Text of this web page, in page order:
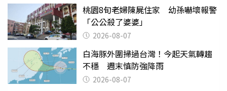
桃園8旬老婦陳屍住家 幼孫嚇壞報警
「公公殺了婆婆」
2026-08-07
白海豚外圍掃過台灣！今起天氣轉趨
不穩 週末慎防強降雨
2026-08-07